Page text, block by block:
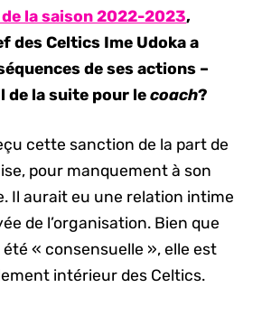
la saison 2022-2023,
des Celtics Ime Udoka a
de ses actions –
de la suite pour lecoach?
cette sanction de la part de
pour manquement à son
Il aurait eu une relation intime
de l’organisation. Bien que
« consensuelle », elle est
intérieur des Celtics.